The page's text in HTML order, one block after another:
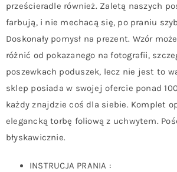
prześcieradle również. Zaletą naszych
farbują, i nie mechacą się, po praniu
Doskonały pomysł na prezent. Wzór
różnić od pokazanego na fotografii,
poszewkach poduszek, lecz nie jest to
sklep posiada w swojej ofercie ponad
każdy znajdzie coś dla siebie. Komplet
elegancką torbę foliową z uchwytem.
błyskawicznie.
INSTRUCJA PRANIA :